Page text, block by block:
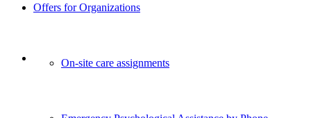
Offers for Organizations
On-site care assignments